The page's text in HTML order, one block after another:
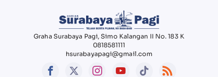
Graha Surabaya Pagi, Simo Kalangan II No. 183 K
0818581111
hsurabayapagi@gmail.com